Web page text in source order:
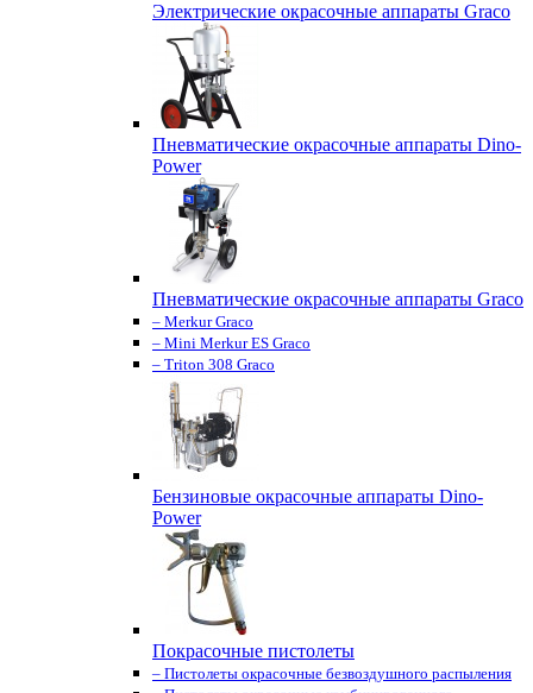
Электрические окрасочные аппараты Graco
Пневматические окрасочные аппараты Dino-
Power
Пневматические окрасочные аппараты Graco
– Merkur Graco
– Mini Merkur ES Graco
– Triton 308 Graco
Бензиновые окрасочные аппараты Dino-
Power
Покрасочные пистолеты
– Пистолеты окрасочные безвоздушного распыления